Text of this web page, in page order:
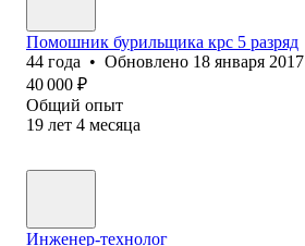
Помошник бурильщика крс 5 разряд
44 года • Обновлено 18 января 2017
40 000 ₽
Общий опыт
19 лет 4 месяца
Инженер-технолог